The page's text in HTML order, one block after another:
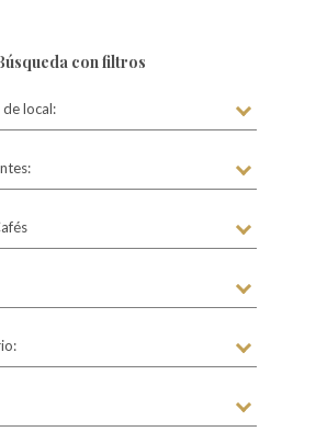
con filtros
local: